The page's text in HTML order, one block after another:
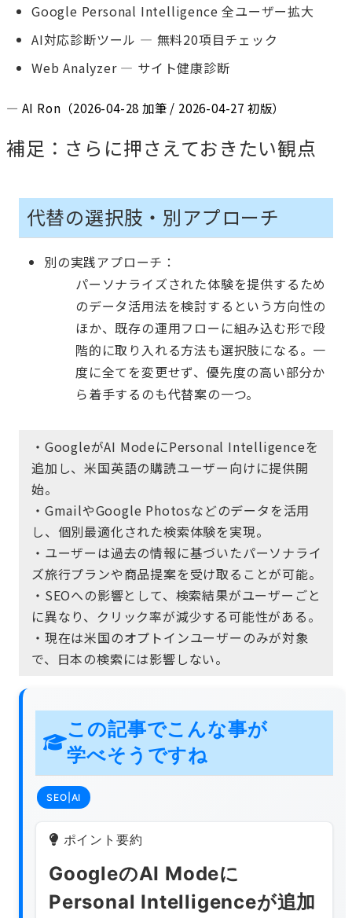
Google Personal Intelligence 全ユーザー拡大
AI対応診断ツール — 無料20項目チェック
Web Analyzer — サイト健康診断
— AI Ron（2026-04-28 加筆 / 2026-04-27 初版）
補足：さらに押さえておきたい観点
代替の選択肢・別アプローチ
別の実践アプローチ：
パーソナライズされた体験を提供するため
のデータ活用法を検討するという方向性の
ほか、既存の運用フローに組み込む形で段
階的に取り入れる方法も選択肢になる。一
度に全てを変更せず、優先度の高い部分か
ら着手するのも代替案の一つ。
・GoogleがAI ModeにPersonal Intelligenceを
追加し、米国英語の購読ユーザー向けに提供開
始。
・GmailやGoogle Photosなどのデータを活用
し、個別最適化された検索体験を実現。
・ユーザーは過去の情報に基づいたパーソナライ
ズ旅行プランや商品提案を受け取ることが可能。
・SEOへの影響として、検索結果がユーザーごと
に異なり、クリック率が減少する可能性がある。
・現在は米国のオプトインユーザーのみが対象
で、日本の検索には影響しない。
この記事でこんな事が
学べそうですね
SEO|AI
ポイント要約
GoogleのAI Modeに
Personal Intelligenceが追加